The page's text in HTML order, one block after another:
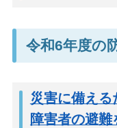
令和6年度の
災害に備える
障害者の避難